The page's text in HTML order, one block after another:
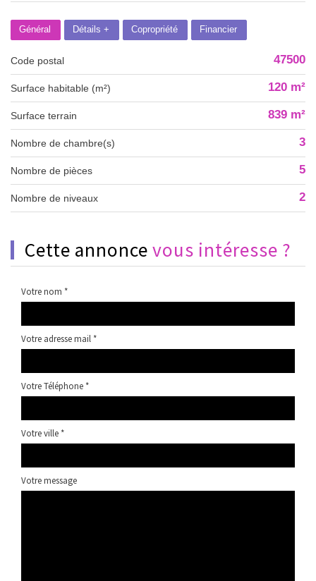
Général Détails + Copropriété Financier
Code postal 47500
Surface habitable (m²) 120 m²
surface terrain 839 m²
Nombre de chambre(s) 3
Nombre de pièces 5
Nombre de niveaux 2
cette annonce vous intéresse ?
Votre nom *
Votre adresse mail *
Votre Téléphone *
Votre ville *
Votre message